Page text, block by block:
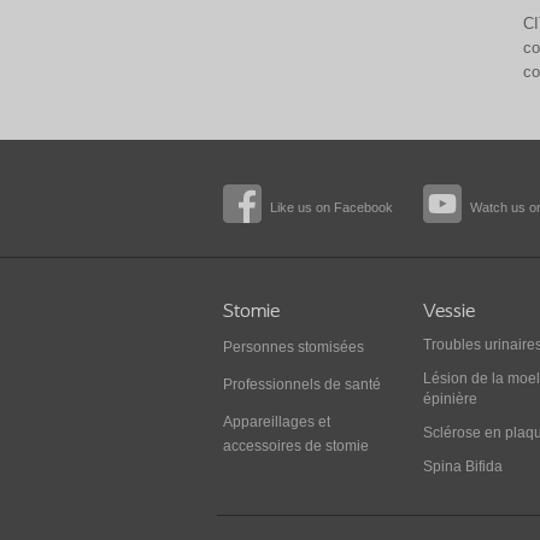
Like us on Facebook Watch us
Stomie
Personnes stomisées
Professionnels de santé
Appareillages et
accessoires de stomie
Vessie
Troubles
Lésion de la
épinière
Sclérose en
Spina Bifida